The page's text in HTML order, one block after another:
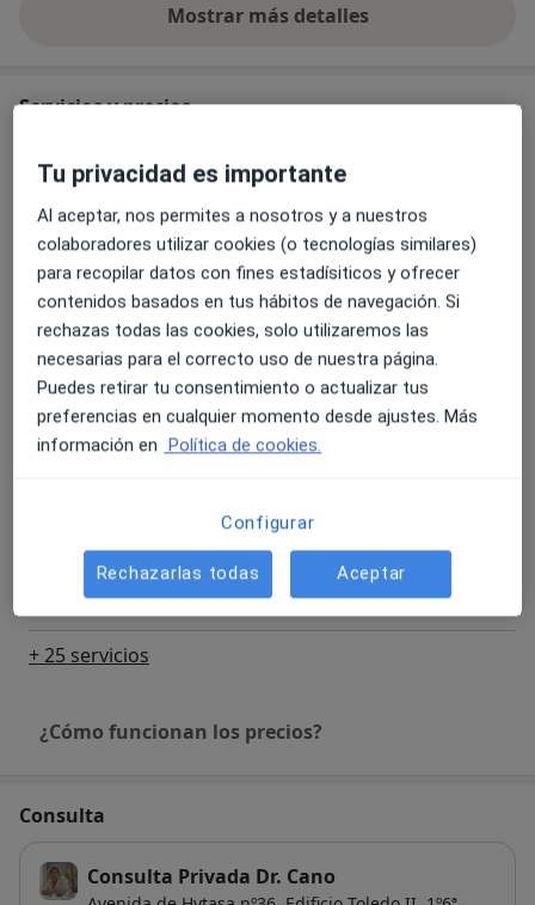
Mostrar más detalles
sobre la experiencia
Servicios y precios
Detalles
Evaluación postural
Detalles Reservar cita
Visita de tratamiento
Desde 100 € Detalles Reservar cita
Visita de revisión
Vendaje funcional
Detalles Reservar cita
+ 25 servicios
¿Cómo funcionan los precios?
Consulta
Consulta Privada Dr. Cano
Tu privacidad es importante
Al aceptar, nos permites a nosotros y a nuestros
colaboradores utilizar cookies (o tecnologías similares)
para recopilar datos con fines estadísiticos y ofrecer
contenidos basados en tus hábitos de navegación. Si
rechazas todas las cookies, solo utilizaremos las
necesarias para el correcto uso de nuestra página.
Puedes retirar tu consentimiento o actualizar tus
preferencias en cualquier momento desde ajustes. Más
información en Política de cookies.
Configurar
Rechazarlas todas Aceptar